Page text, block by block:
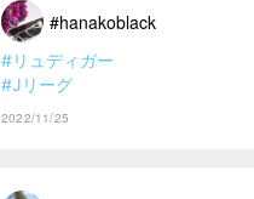
#hanakoblack
#リュディガー
#Jリーグ
2022/11/25